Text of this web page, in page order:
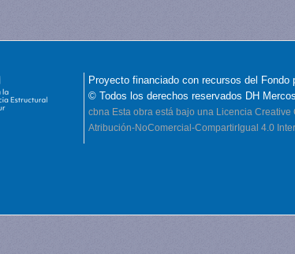
Proyecto financiado con recursos del
© Todos los derechos reservados DH
cbna Esta obra está bajo una Licencia Creative
Atribución-NoComercial-CompartirIgual 4.0